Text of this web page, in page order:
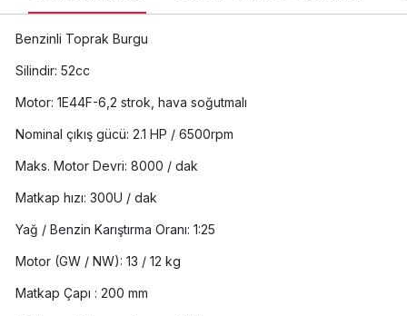
Benzinli Toprak Burgu
Silindir: 52cc
Motor: 1E44F-6,2 strok, hava soğutmalı
Nominal çıkış gücü: 2.1 HP / 6500rpm
Maks. Motor Devri: 8000 / dak
Matkap hızı: 300U / dak
Yağ / Benzin Karıştırma Oranı: 1:25
Motor (GW / NW): 13 / 12 kg
Matkap Çapı : 200 mm